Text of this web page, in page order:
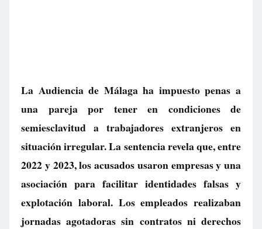
La Audiencia de Málaga ha impuesto penas a
una pareja por tener en condiciones de
semiesclavitud a trabajadores extranjeros en
situación irregular. La sentencia revela que, entre
2022 y 2023, los acusados usaron empresas y una
asociación para facilitar identidades falsas y
explotación laboral. Los empleados realizaban
jornadas agotadoras sin contratos ni derechos